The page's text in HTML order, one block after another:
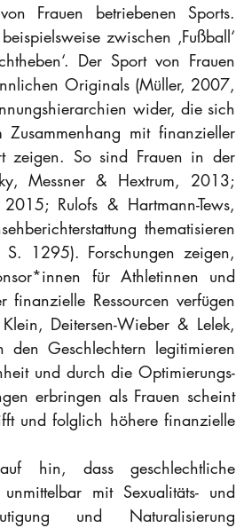
Frauen betriebenen Sports.
zwischen ‚Fußball‘
Der Sport von Frauen
Originals (Müller, 2007,
wider, die sich
mit finanzieller
zeigen. So sind Frauen in der
Messner & Hextrum, 2013;
Rulofs & Hartmann-Tews,
thematisieren
S. 1295). Forschungen zeigen,
für Athletinnen und
Ressourcen verfügen
Deitersen-Wieber & Lelek,
Geschlechtern legitimieren
und durch die Optimierungs-
erbringen als Frauen scheint
und folglich höhere finanzielle
hin, dass geschlechtliche
mit Sexualitäts- und
und Naturalisierung